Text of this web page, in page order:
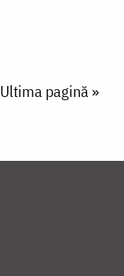
Last page
Ultima pagină »